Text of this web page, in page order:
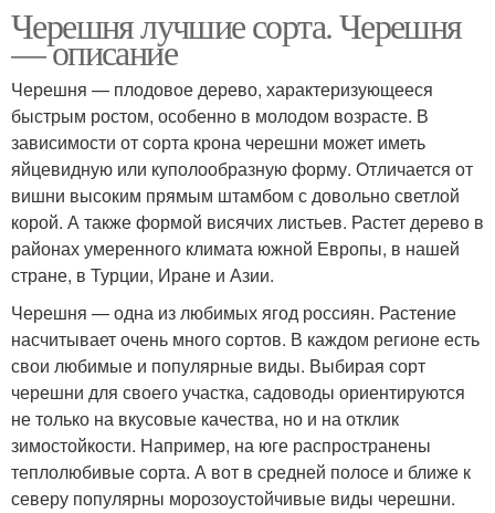
Черешня лучшие сорта. Черешня
— описание
Черешня — плодовое дерево, характеризующееся
быстрым ростом, особенно в молодом возрасте. В
зависимости от сорта крона черешни может иметь
яйцевидную или куполообразную форму. Отличается от
вишни высоким прямым штамбом с довольно светлой
корой. А также формой висячих листьев. Растет дерево в
районах умеренного климата южной Европы, в нашей
стране, в Турции, Иране и Азии.
Черешня — одна из любимых ягод россиян. Растение
насчитывает очень много сортов. В каждом регионе есть
свои любимые и популярные виды. Выбирая сорт
черешни для своего участка, садоводы ориентируются
не только на вкусовые качества, но и на отклик
зимостойкости. Например, на юге распространены
теплолюбивые сорта. А вот в средней полосе и ближе к
северу популярны морозоустойчивые виды черешни.